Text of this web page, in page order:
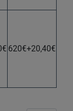
620€+20,40€